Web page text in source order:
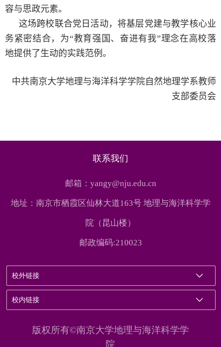
容与思政元素。
这场跨校联合党日活动，将基层党建与教学核心业
务紧密结合，为“教育强国、奋进有我”理念在高校落
地提供了生动的实践范例。
中共南京大学地理与海洋科学学院自然地理学系教师
支部委员会
联系我们
邮箱：yangy@nju.edu.cn
地址：南京市栖霞区仙林大道163号 地理与海洋科学学
院（昆山楼）
邮政编码:210023
校外链接
校内链接
版权所有©南京大学地理与海洋科学学
院